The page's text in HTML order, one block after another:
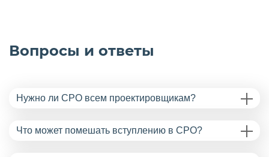
Вопросы и ответы
Нужно ли СРО всем проектировщикам?
Что может помешать вступлению в СРО?